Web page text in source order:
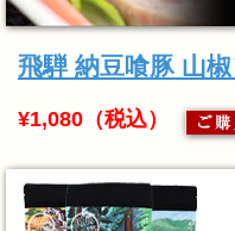
飛騨 納豆喰豚 山
¥1,080（税込）